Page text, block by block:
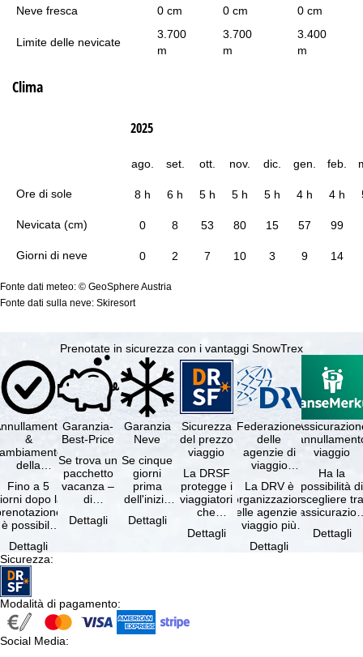
Neve fresca
0 cm 0 cm 0 cm
Limite delle nevicate
3.700
m
3.700
m
3.400
m
Clima
Ore di sole
Nevicata (cm)
Giorni di neve
2025
ago. set. ott. nov. dic. gen. feb.
8 h 6 h 5 h 5 h 5 h 4 h 4 h
0 8 53 80 15 57 99
0 2 7 10 3 9 14
Fonte dati meteo: © GeoSphere Austria
Fonte dati sulla neve: Skiresort
Prenotate in sicurezza con i vantaggi SnowTrex
&
della
gratuiti
Fino a 5
dopo la
è possibile
il …
Dettagli
Garanzia-
Best-Price
Se trova un
pacchetto
vacanza –
di
e servizi
Dettagli
Garanzia
Neve
Se cinque
giorni
prima
dell'inizio
soggiorno
Dettagli
Sicurezza
del prezzo
viaggio
La DRSF
protegge i
viaggiatori
che
un
Dettagli
Federazione
delle
agenzie di
viaggio
La DRV è
l'organizzazione
delle agenzie di
viaggio più
Germania.
Dettagli
viaggio
Ha la
possibilità di
scegliere tra
viaggio
Dettagli
Sicurezza:
Modalità di pagamento:
Social Media: